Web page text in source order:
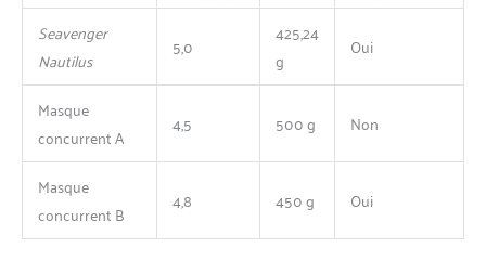
Seavenger
Nautilus
5,0
425,24
g
Oui
Masque
concurrent A
4,5 500 g Non
Masque
concurrent B
4,8 450 g Oui